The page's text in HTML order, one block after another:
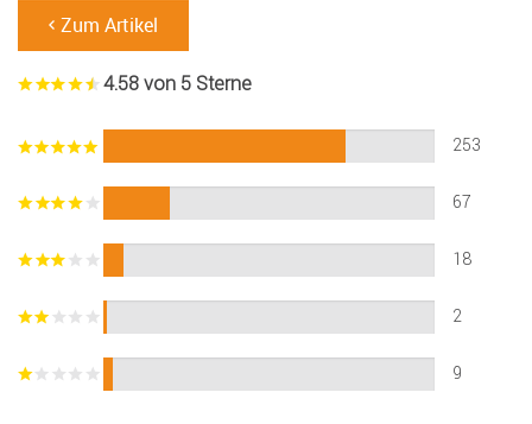
Zum Artikel
4.58 von 5 Sterne
253
67
18
2
9